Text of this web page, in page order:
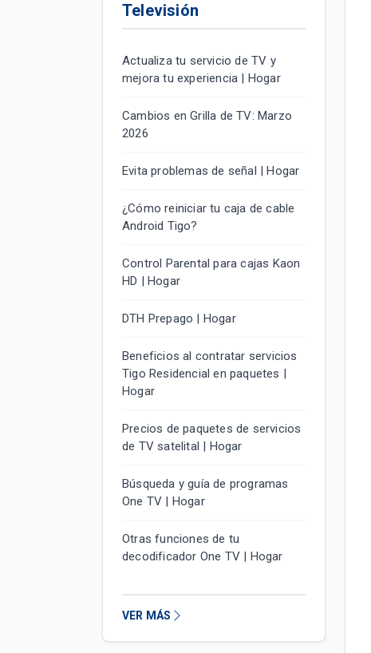
Televisión
Actualiza tu servicio de TV y
mejora tu experiencia | Hogar
Cambios en Grilla de TV: Marzo
2026
Evita problemas de señal | Hogar
¿Cómo reiniciar tu caja de cable
Android Tigo?
Control Parental para cajas Kaon
HD | Hogar
DTH Prepago | Hogar
Beneficios al contratar servicios
Tigo Residencial en paquetes |
Hogar
Precios de paquetes de servicios
de TV satelital | Hogar
Búsqueda y guía de programas
One TV | Hogar
Otras funciones de tu
decodificador One TV | Hogar
VER MÁS